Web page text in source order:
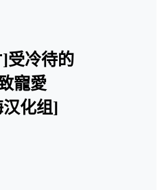
受冷待的
寵愛
化组]